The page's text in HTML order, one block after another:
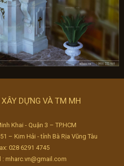
DỰNG VÀ TM MH
Khai - Quận 3 – TP.HCM
– Kim Hải - tỉnh Bà Rịa Vũng Tàu
028 6291 4745
: mharc.vn@gmail.com